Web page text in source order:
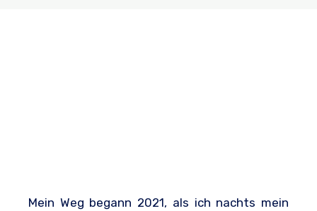
Mein Weg begann 2021, als ich nachts mein